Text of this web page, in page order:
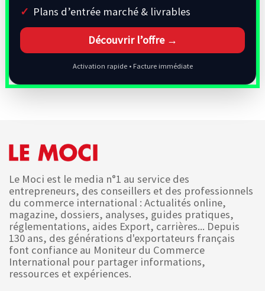
Plans d’entrée marché & livrables
Découvrir l’offre →
Activation rapide • Facture immédiate
Le Moci est le media n°1 au service des
entrepreneurs, des conseillers et des professionnels
du commerce international : Actualités online,
magazine, dossiers, analyses, guides pratiques,
réglementations, aides Export, carrières... Depuis
130 ans, des générations d'exportateurs français
font confiance au Moniteur du Commerce
International pour partager informations,
ressources et expériences.